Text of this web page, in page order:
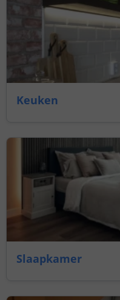
Keuken
Slaapkamer